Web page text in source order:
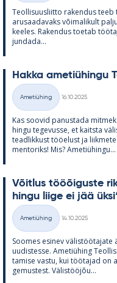
Teol­li­suus­liitto ra­ken­dus
arusaa­da­vaks või­ma­li­kult
kee­les. Ra­ken­dus toe­tab
jun­dada...
Hakka ame­tiü­hingu
Kategooriad
Ametiühing
16.10.2025
Kas soo­vid pa­nus­tada
hingu te­ge­vusse, et kaitsta
tead­lik­kust töö­elust ja
men­to­riks! Mis? Ame­tiü­hingu...
Võit­lus tööõi­guste
hingu liige ei jää
Kategooriad
Ametiühing
14.10.2025
Soo­mes esi­nev
uu­dis­tesse. Ame­tiü­hing
ta­mise vastu, kui töö­ta­jad on
ge­mus­test. Vä­lis­tööjõu...